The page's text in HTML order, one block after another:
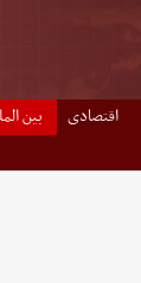
اقتصادی بین